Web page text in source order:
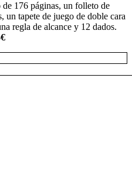
176 páginas, un folleto de
un tapete de juego de doble cara
regla de alcance y 12 dados.